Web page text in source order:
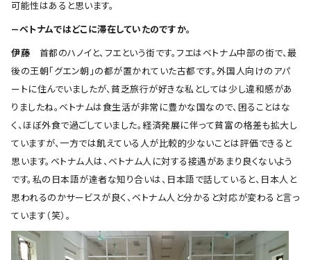
可能性はあると思います。
―ベトナムではどこに滞在していたのですか。
伊藤 首都のハノイと、フエという街です。フエはベトナム中部の街で、最
後の王朝「グエン朝」の都が置かれていた古都です。外国人向けのアパ
ートに住んでいましたが、貧乏旅行が好きな私としては少し違和感があ
りましたね。ベトナムは食生活が非常に豊かな国なので、困ることはな
く、ほぼ外食で過ごしていました。経済発展に伴って貧富の格差も拡大し
ていますが、一方では飢えている人が比較的少ないことは評価できると
思います。ベトナム人は、ベトナム人に対する接遇があまり良くないよう
です。私の日本語が達者な知り合いは、日本語で話していると、日本人と
思われるのかサービスが良く、ベトナム人と分かると対応が変わると言っ
ています（笑）。